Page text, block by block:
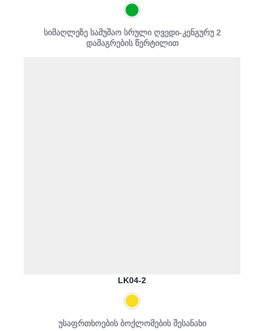
სიმაღლეზე სამუშაო სრული ღვედი-კენგურუ 2
დამაგრების წერტილით
LK04-2
უსაფრთხოების ბოქლომების შესანახი